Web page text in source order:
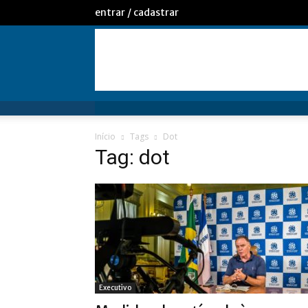
entrar / cadastrar
Início Tags Dot
Tag: dot
Executivo